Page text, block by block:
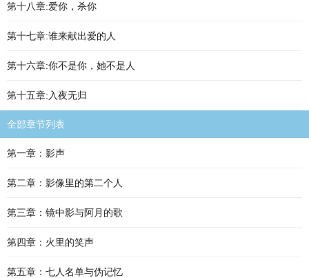
第十八章:爱你，杀你
第十七章:谁来献出爱的人
第十六章:你不是你，她不是人
第十五章:入夜无归
全部章节列表
第一章：影声
第二章：影像里的第二个人
第三章：镜中影与阿月的歌
第四章：火里的笑声
第五章：七人名单与伪记忆